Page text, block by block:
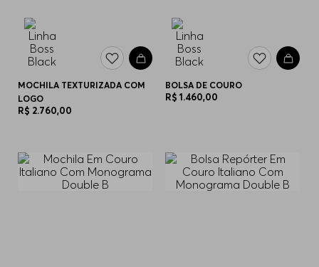
MOCHILA TEXTURIZADA COM
LOGO
R$ 2.760,00
BOLSA DE COURO
R$ 1.460,00